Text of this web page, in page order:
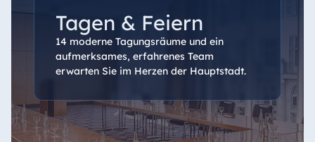
Tagen & Feiern
14 moderne Tagungsräume und ein
aufmerksames, erfahrenes Team
erwarten Sie im Herzen der Hauptstadt.